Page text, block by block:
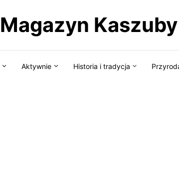
Magazyn Kaszuby
Aktywnie Historia i tradycja